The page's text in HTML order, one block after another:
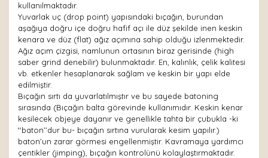
kullanılmaktadır.
Yuvarlak uç (drop point) yapısındaki bıçağın, burundan
aşağıya doğru içe doğru hafif açı ile düz şekilde inen keskin
kenara ve düz (flat) ağız açımına sahip olduğu izlenmektedir.
Ağız açım çizgisi, namlunun ortasının biraz gerisinde (high
saber grind denebilir) bulunmaktadır. En, kalınlık, çelik kalitesi
vb. etkenler hesaplanarak sağlam ve keskin bir yapı elde
edilmiştir.
Bıçağın sırtı da yuvarlatılmıştır ve bu sayede batoning
sırasında (Bıçağın balta görevinde kullanımıdır. Keskin kenar
kesilecek objeye dayanır ve genellikle tahta bir çubukla -ki
‘‘baton’’dur bu- bıçağın sırtına vurularak kesim yapılır.)
baton’un zarar görmesi engellenmiştir. Kavramaya yardımcı
çentikler (jimping), bıçağın kontrolünü kolaylaştırmaktadır.